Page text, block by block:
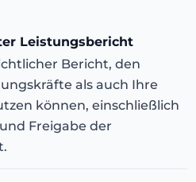
Leistungsbericht
Bericht, den
als auch Ihre
können, einschließlich
Freigabe der